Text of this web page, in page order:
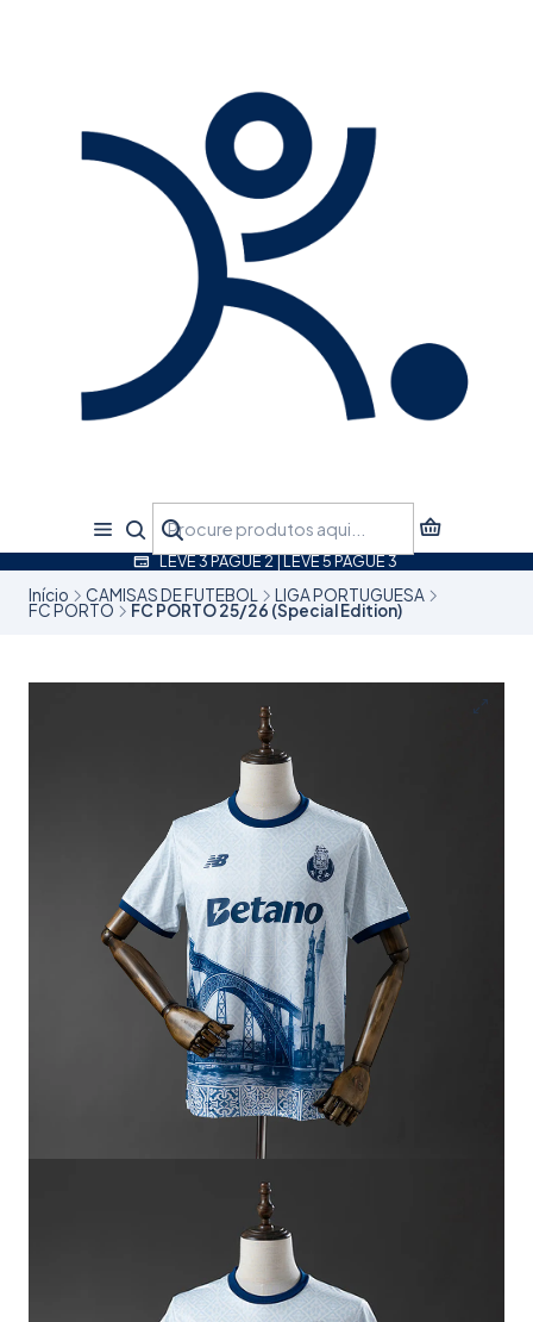
LEVE 3 PAGUE 2 | LEVE 5 PAGUE 3
Início CAMISAS DE FUTEBOL LIGA PORTUGUESA
FC PORTO FC PORTO 25/26 (Special Edition)